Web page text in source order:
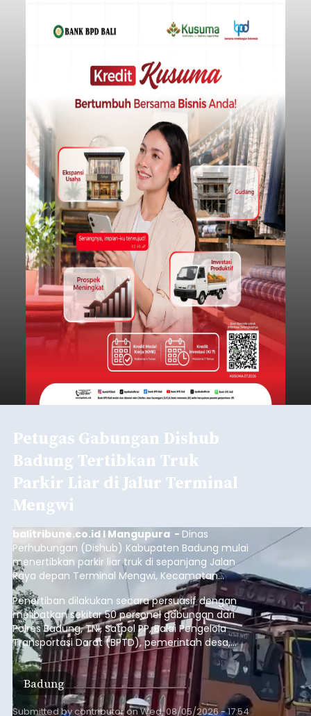
Petugas Gabungan Dishub
Badung Tertibkan Truk
Parkir Liar di Jalur Terminal
Mengwi
balitribune.co.id I Mangupura - Dinas
Perhubungan (Dishub) Kabupaten Badung mulai
menertibkan parkir liar truk di sepanjang Jalan
Raya depan Terminal Mengwi, Kecamatan
Mengwi, Rabu (5/8/2026).
Penertiban dilakukan secara persuasif dengan
melibatkan sekitar 50 personel gabungan dari
Polres Badung, TNI, Satpol PP, Balai Pengelola
Transportasi Darat (BPTD), pemerintah desa,
desa adat, Linmas, dan Pecalang.
Badung
Submitted bycontributoronWed, 08/05/2026 - 17:54